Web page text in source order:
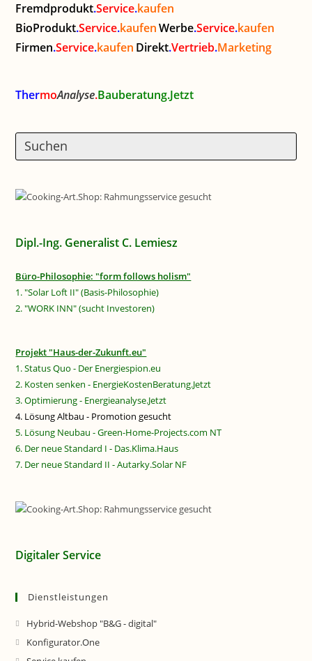
Fremdprodukt.Service.kaufen
BioProdukt.Service.kaufen Werbe.Service.kaufen
Firmen.Service.kaufen Direkt.Vertrieb.Marketing
ThermoAnalyse.Bauberatung.Jetzt
Dipl.-Ing. Generalist C. Lemiesz
Büro-Philosophie: "form follows holism"
1. "Solar Loft II" (Basis-Philosophie)
2. "WORK INN" (sucht Investoren)
Projekt "Haus-der-Zukunft.eu"
1. Status Quo - Der Energiespion.eu
2. Kosten senken - EnergieKostenBeratung.Jetzt
3. Optimierung - Energieanalyse.Jetzt
4. Lösung Altbau - Promotion gesucht
5. Lösung Neubau - Green-Home-Projects.com NT
6. Der neue Standard I - Das.Klima.Haus
7. Der neue Standard II - Autarky.Solar NF
Digitaler Service
Dienstleistungen
Hybrid-Webshop "B&G - digital"
Konfigurator.One